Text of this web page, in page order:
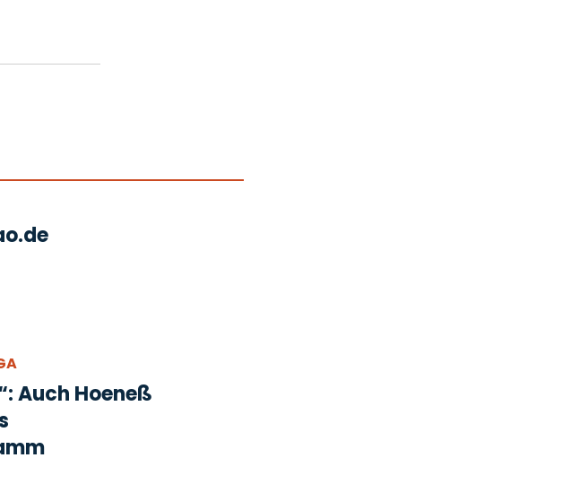
Auch Hoeneß